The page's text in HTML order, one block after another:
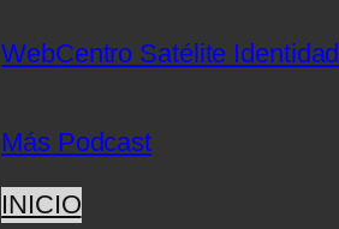
WebCentro Satélite Identidad
Más Podcast
INICIO